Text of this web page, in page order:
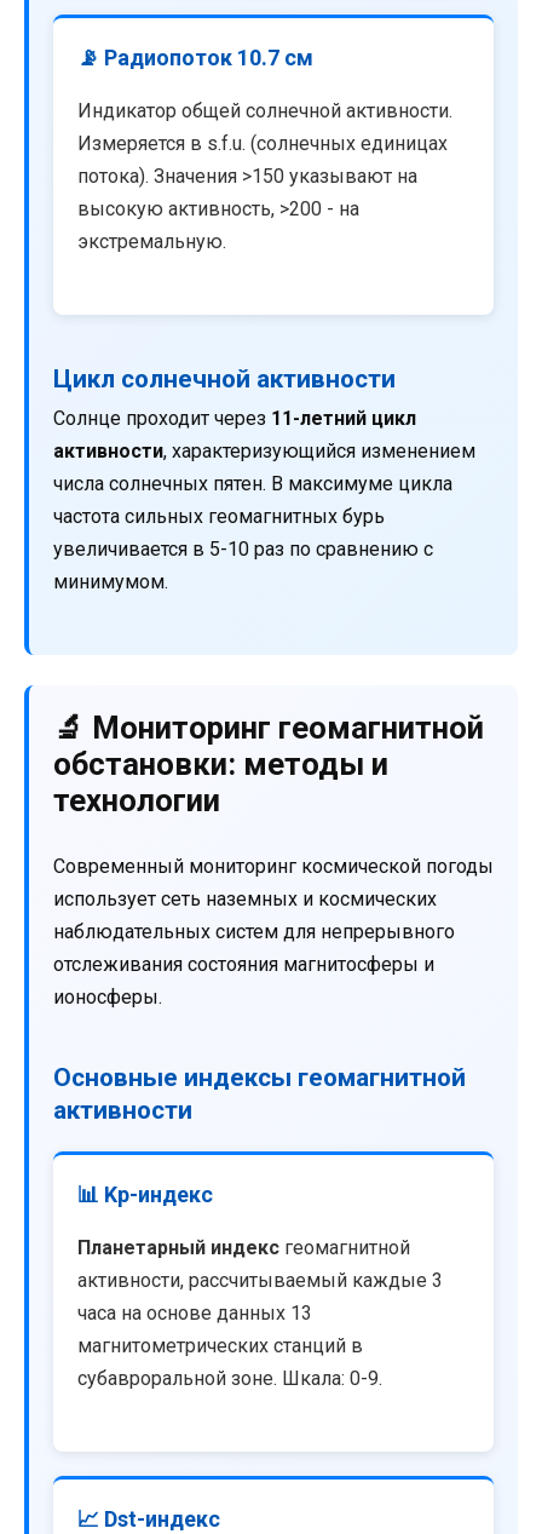
📡 Радиопоток 10.7 см
Индикатор общей солнечной активности.
Измеряется в s.f.u. (солнечных единицах
потока). Значения >150 указывают на
высокую активность, >200 - на
экстремальную.
Цикл солнечной активности
Солнце проходит через 11-летний цикл
активности, характеризующийся изменением
числа солнечных пятен. В максимуме цикла
частота сильных геомагнитных бурь
увеличивается в 5-10 раз по сравнению с
минимумом.
🔬 Мониторинг геомагнитной
обстановки: методы и
технологии
Современный мониторинг космической погоды
использует сеть наземных и космических
наблюдательных систем для непрерывного
отслеживания состояния магнитосферы и
ионосферы.
Основные индексы геомагнитной
активности
📊 Kp-индекс
Планетарный индекс геомагнитной
активности, рассчитываемый каждые 3
часа на основе данных 13
магнитометрических станций в
субавроральной зоне. Шкала: 0-9.
📈 Dst-индекс